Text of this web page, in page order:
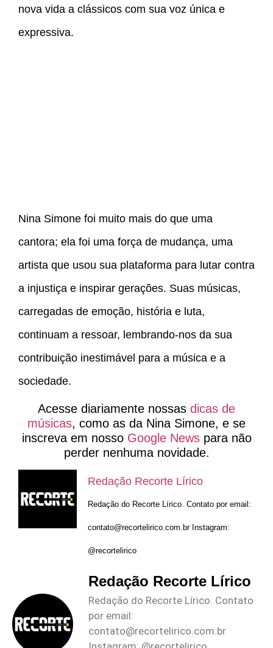
nova vida a clássicos com sua voz única e
expressiva.
Nina Simone foi muito mais do que uma
cantora; ela foi uma força de mudança, uma
artista que usou sua plataforma para lutar contra
a injustiça e inspirar gerações. Suas músicas,
carregadas de emoção, história e luta,
continuam a ressoar, lembrando-nos da sua
contribuição inestimável para a música e a
sociedade.
Acesse diariamente nossas dicas de
músicas, como as da Nina Simone, e se
inscreva em nosso Google Newspara não
perder nenhuma novidade.
Redação Recorte Lírico
Redação do Recorte Lírico. Contato por email:
contato@recortelirico.com.brInstagram:
@recortelirico
Redação Recorte Lírico
Redação do Recorte Lírico. Contato
por email:
contato@recortelirico.com.br